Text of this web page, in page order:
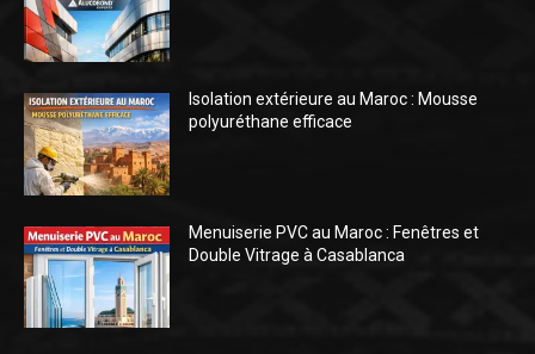
Isolation extérieure au Maroc : Mousse
polyuréthane efficace
Menuiserie PVC au Maroc : Fenêtres et
Double Vitrage à Casablanca